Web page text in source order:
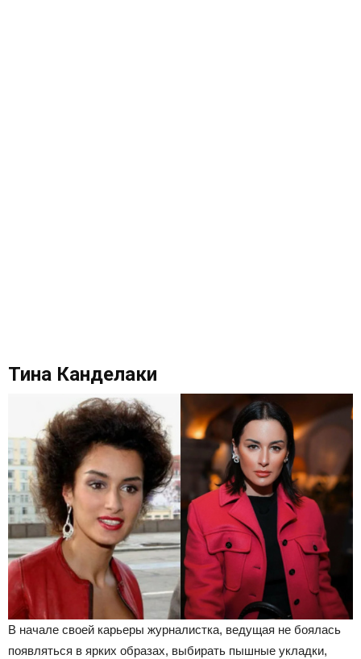
Тина Канделаки
В начале своей карьеры журналистка, ведущая не боялась
появляться в ярких образах, выбирать пышные укладки,